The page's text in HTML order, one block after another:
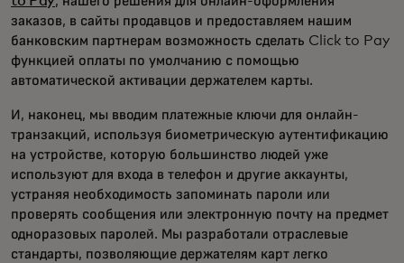
заказов, в сайты продавцов и предоставляем нашим
банковским партнерам возможность сделать Click to Pay
функцией оплаты по умолчанию с помощью
автоматической активации держателем карты.
И, наконец, мы вводим платежные ключи для онлайн-
транзакций, используя биометрическую аутентификацию
на устройстве, которую большинство людей уже
используют для входа в телефон и другие аккаунты,
устраняя необходимость запоминать пароли или
проверять сообщения или электронную почту на предмет
одноразовых паролей. Мы разработали отраслевые
стандарты, позволяющие держателям карт легко